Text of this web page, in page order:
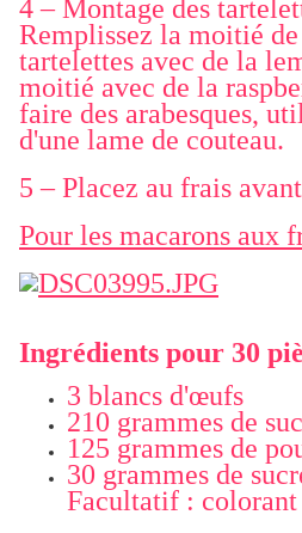
4 – Montage des
Remplissez la moitié
tartelettes avec de la
moitié avec de la
faire des arabesques,
d'une lame de couteau.
5 – Placez au frais
Pour les macarons aux
Ingrédients pour 30
3 blancs d'œufs
210 grammes de
125 grammes de
30 grammes de
Facultatif : colorant